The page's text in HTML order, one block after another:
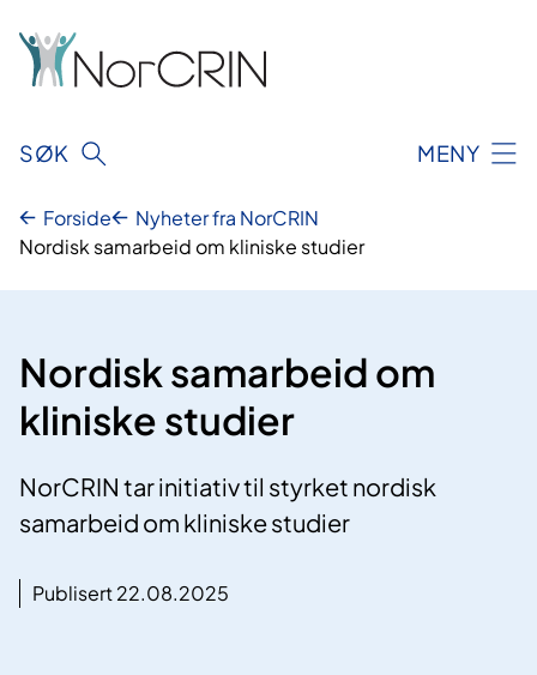
innhold
SØK MENY
Forside
Nyheter fra NorCRIN
Nordisk samarbeid om kliniske studier
Nordisk samarbeid om
kliniske studier
NorCRIN tar initiativ til styrket nordisk
samarbeid om kliniske studier
Publisert 22.08.2025